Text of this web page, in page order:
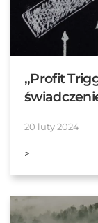
„Profit
20 luty 2024
>